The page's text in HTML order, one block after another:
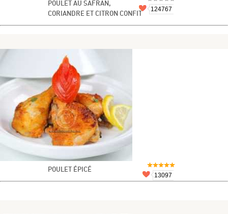
POULET AU SAFRAN,
CORIANDRE ET CITRON CONFIT
124767
POULET ÉPICÉ
13097